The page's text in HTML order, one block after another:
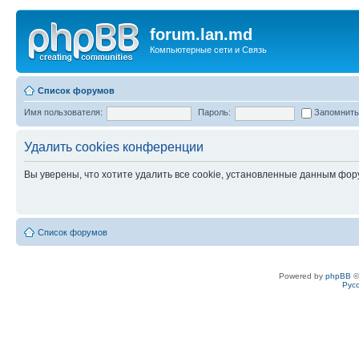
forum.lan.md
Компьютерные сети и Связь
Список форумов
Имя пользователя: Пароль: Запомнить
Удалить cookies конференции
Вы уверены, что хотите удалить все cookie, установленные данным
Список форумов
Powered by phpBB